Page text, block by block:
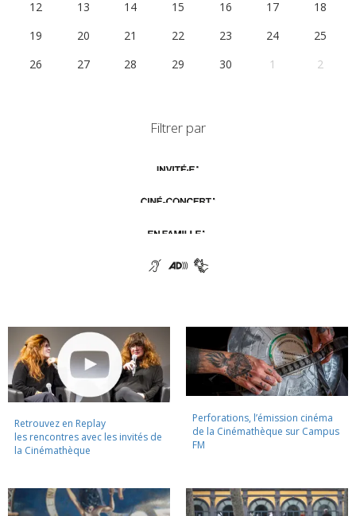
12
13 14 15 16 17
18
19
20 21 22 23 24
25
26
27 28 29 30 1 2
Filtrer par
Retrouvez en Replay
les rencontres avec les invités de
la Cinémathèque
Perforations, l’émission cinéma
de la Cinémathèque sur Campus
FM